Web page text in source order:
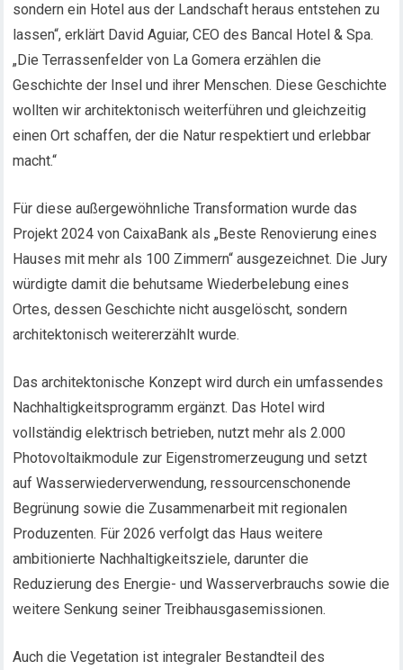
sondern ein Hotel aus der Landschaft heraus entstehen zu
lassen“, erklärt David Aguiar, CEO des Bancal Hotel & Spa.
„Die Terrassenfelder von La Gomera erzählen die
Geschichte der Insel und ihrer Menschen. Diese Geschichte
wollten wir architektonisch weiterführen und gleichzeitig
einen Ort schaffen, der die Natur respektiert und erlebbar
macht.“
Für diese außergewöhnliche Transformation wurde das
Projekt 2024 von CaixaBank als „Beste Renovierung eines
Hauses mit mehr als 100 Zimmern“ ausgezeichnet. Die Jury
würdigte damit die behutsame Wiederbelebung eines
Ortes, dessen Geschichte nicht ausgelöscht, sondern
architektonisch weitererzählt wurde.
Das architektonische Konzept wird durch ein umfassendes
Nachhaltigkeitsprogramm ergänzt. Das Hotel wird
vollständig elektrisch betrieben, nutzt mehr als 2.000
Photovoltaikmodule zur Eigenstromerzeugung und setzt
auf Wasserwiederverwendung, ressourcenschonende
Begrünung sowie die Zusammenarbeit mit regionalen
Produzenten. Für 2026 verfolgt das Haus weitere
ambitionierte Nachhaltigkeitsziele, darunter die
Reduzierung des Energie- und Wasserverbrauchs sowie die
weitere Senkung seiner Treibhausgasemissionen.
Auch die Vegetation ist integraler Bestandteil des